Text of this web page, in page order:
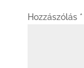
Hozzászólás *